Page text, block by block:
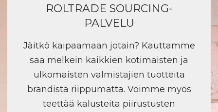
ROLTRADE SOURCING-
PALVELU
Jäitkö kaipaamaan jotain? Kauttamme
saa melkein kaikkien kotimaisten ja
ulkomaisten valmistajien tuotteita
brändistä riippumatta. Voimme myös
teettää kalusteita piirustusten